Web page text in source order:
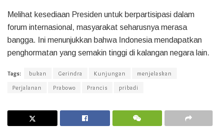
Melihat kesediaan Presiden untuk berpartisipasi dalam
forum internasional, masyarakat seharusnya merasa
bangga. Ini menunjukkan bahwa Indonesia mendapatkan
penghormatan yang semakin tinggi di kalangan negara lain.
Tags: bukan Gerindra Kunjungan
menjelaskan
Perjalanan
Prabowo Prancis pribadi